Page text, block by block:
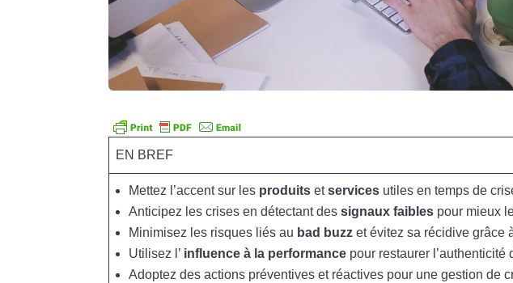
EN BREF
Mettez l’accent sur les produits etservices utiles en temps de
Anticipez les crises en détectant dessignaux faibles pour mieux
Minimisez les risques liés au bad buzz et évitez sa récidive grâce
Utilisez l’ influence à la performance pour restaurer
Adoptez des actions préventives et réactives pour une gestion de